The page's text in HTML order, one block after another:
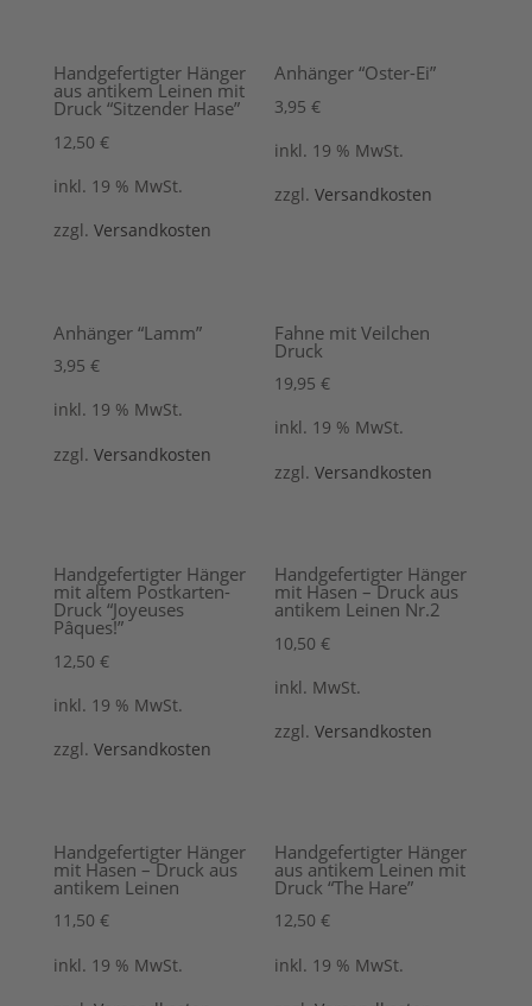
Handgefertigter Hänger
aus antikem Leinen mit
Druck “Sitzender Hase”
12,50 €
inkl. 19 % MwSt.
zzgl. Versandkosten
Anhänger “Oster-Ei”
3,95€
inkl. 19 % MwSt.
zzgl.Versandkosten
Anhänger “Lamm”
3,95 €
inkl. 19 % MwSt.
zzgl. Versandkosten
Fahne mit Veilchen
Druck
19,95€
inkl. 19 % MwSt.
zzgl.Versandkosten
Handgefertigter Hänger
mit altem Postkarten-
Druck “Joyeuses
Pâques!”
12,50 €
inkl. 19 % MwSt.
zzgl. Versandkosten
Handgefertigter Hänger
mit Hasen – Druck aus
antikem Leinen Nr.2
10,50€
inkl. MwSt.
zzgl.Versandkosten
Handgefertigter Hänger
mit Hasen – Druck aus
antikem Leinen
11,50 €
inkl. 19 % MwSt.
Handgefertigter Hänger
aus antikem Leinen mit
Druck “The Hare”
12,50€
inkl. 19 % MwSt.